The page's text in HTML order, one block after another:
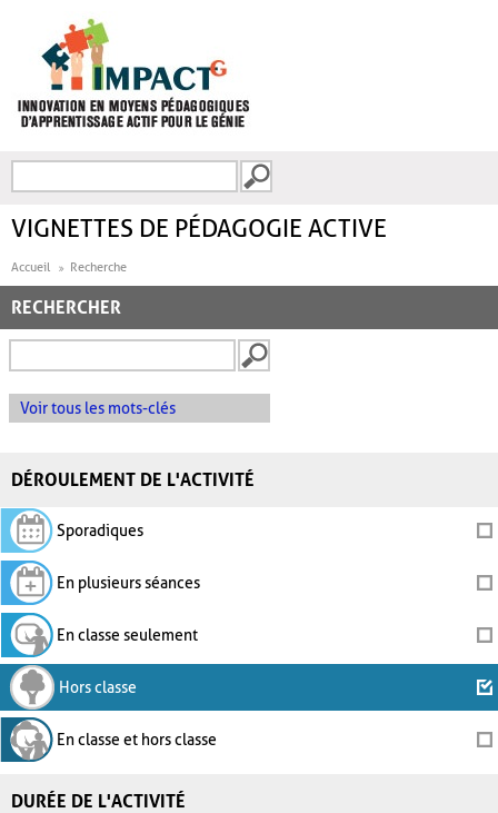
FORMULAIRE DE
VIGNETTES DE PÉDAGOGIE ACTIVE
Accueil Recherche
RECHERCHER
Voir tous les mots-clés
DÉROULEMENT DE L'ACTIVITÉ
Sporadiques
En plusieurs séances
En classe seulement
Hors classe
En classe et hors classe
DURÉE DE L'ACTIVITÉ